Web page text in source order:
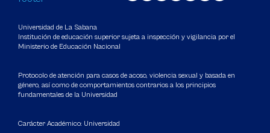
Universidad de La Sabana
Institución de educación superior sujeta a inspección y vigilancia por el
Ministerio de Educación Nacional
Protocolo de atención para casos de acoso, violencia sexual y basada en
género, así como de comportamientos contrarios a los principios
fundamentales de la Universidad
Carácter Académico: Universidad